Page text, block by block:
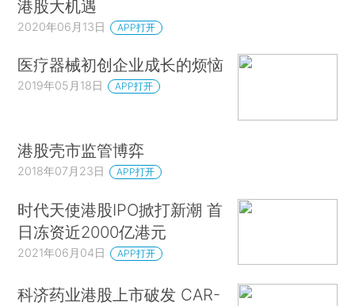
港股大机遇
2020年06月13日 APP打开
医疗器械初创企业成长的烦恼
2019年05月18日 APP打开
港股壳市监管博弈
2018年07月23日 APP打开
时代天使港股IPO掀打新潮 首
日冻资近2000亿港元
2021年06月04日 APP打开
科济药业港股上市破发 CAR-